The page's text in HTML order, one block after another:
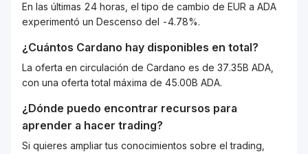
En las últimas 24 horas, el tipo de cambio de EUR a ADA
experimentó un Descenso del -4.78%.
¿Cuántos Cardano hay disponibles en total?
La oferta en circulación de Cardano es de 37.35B ADA,
con una oferta total máxima de 45.00B ADA.
¿Dónde puedo encontrar recursos para
aprender a hacer trading?
Si quieres ampliar tus conocimientos sobre el trading,